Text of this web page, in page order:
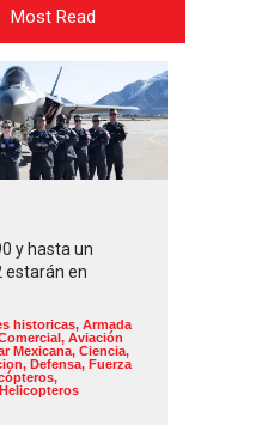
Most Read
y hasta un
estarán en
historicas, Armada
, Aviación
Mexicana, Ciencia,
, Defensa, Fuerza
,
Helicopteros